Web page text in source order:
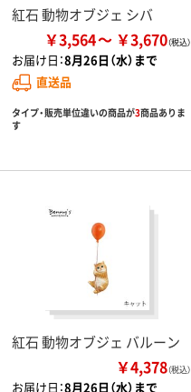
紅石 動物オブジェ シバ
￥3,564 ￥3,670
お届け日：8月26日（水）まで
直送品
タイプ・販売単位違いの商品が3商品ありま
す
紅石 動物オブジェ バルーン
￥4,378（税込）
お届け日：8月26日（水）まで